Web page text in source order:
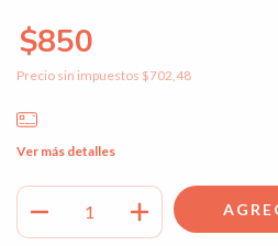
$850
Precio sin impuestos $702,48
Ver más detalles